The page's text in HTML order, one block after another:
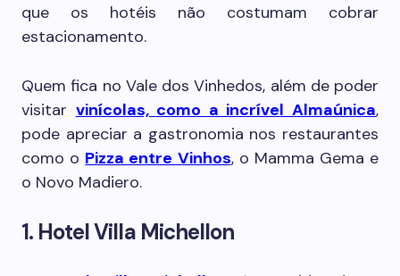
que os hotéis não costumam cobrar
estacionamento.
Quem fica no Vale dos Vinhedos, além de poder
visitar vinícolas, como a incrível Almaúnica,
pode apreciar a gastronomia nos restaurantes
como o Pizza entre Vinhos, o Mamma Gema e
o Novo Madiero.
1. Hotel Villa Michellon